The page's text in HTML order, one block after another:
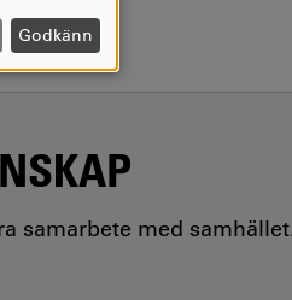
samarbete med
Godkänn